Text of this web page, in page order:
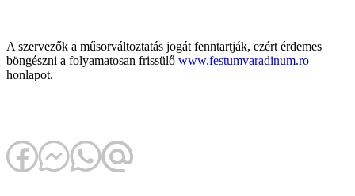
A szervezők a műsorváltoztatás jogát fenntartják, ezért érdemes
böngészni a folyamatosan frissülő www.festumvaradinum.ro
honlapot.